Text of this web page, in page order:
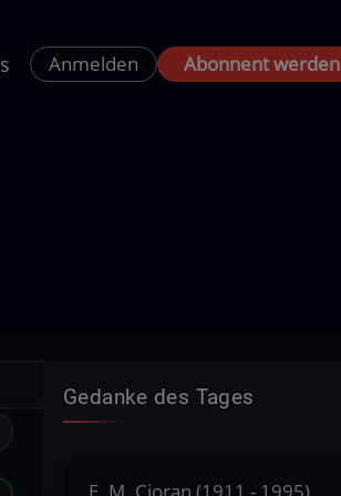
Anmelden Abonnent werden
Gedanke des Tages